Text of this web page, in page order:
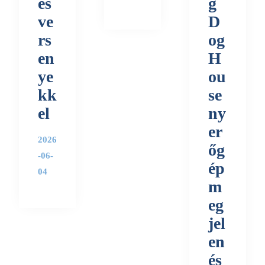
ve
rs
en
ye
kk
el
2026
-06-
04
D
og
H
ou
se
ny
er
őg
ép
m
eg
jel
en
és